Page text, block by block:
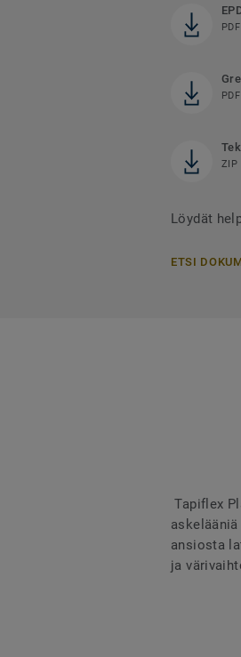
PDF
PDF
ZIP
Löydät
ETSI
Tapiflex
ansiosta
ja